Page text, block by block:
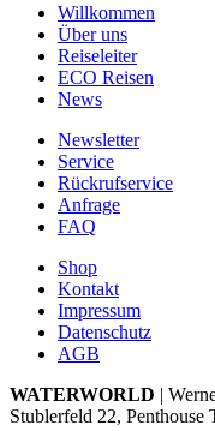
Willkommen
Über uns
Reiseleiter
ECO Reisen
News
Newsletter
Service
Rückrufservice
Anfrage
FAQ
Shop
Kontakt
Impressum
Datenschutz
AGB
WATERWORLD |
Stublerfeld 22, Penthouse